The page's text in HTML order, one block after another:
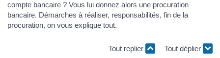
compte bancaire ? Vous lui donnez alors une procuration
bancaire. Démarches à réaliser, responsabilités, fin de la
procuration, on vous explique tout.
Tout replier Tout déplier